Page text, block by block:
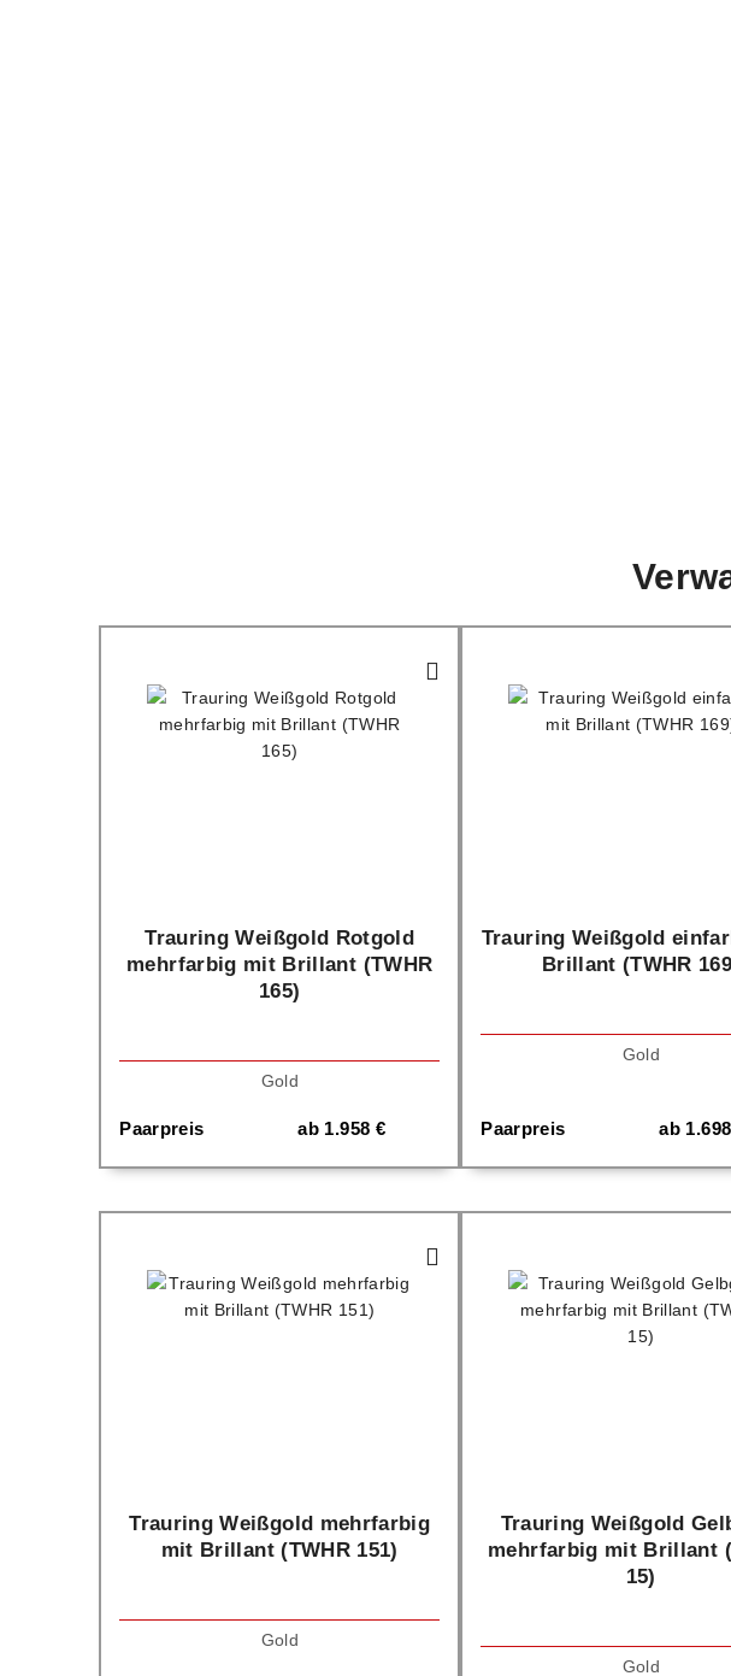
Trauring Weißgold Rotgold
mehrfarbig mit Brillant (TWHR
165)
Gold
Paarpreis ab 1.958 €
Trauring Weißgold
Brillant (TWHR
Gold
Paarpreis ab 1.698
Trauring Weißgold mehrfarbig
mit Brillant (TWHR 151)
Gold
Trauring Weißgold
mehrfarbig mit Brillant
15)
Gold